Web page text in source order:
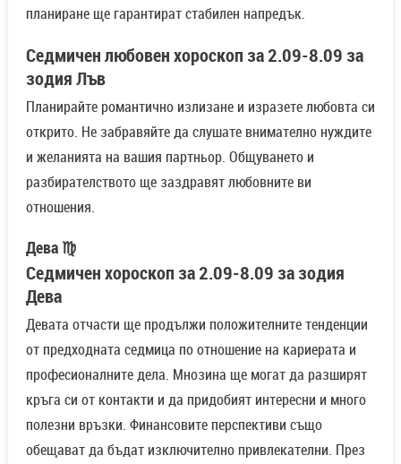
планиране ще гарантират стабилен напредък.
Седмичен любовен хороскоп за 2.09-8.09 за
зодия Лъв
Планирайте романтично излизане и изразете любовта си
открито. Не забравяйте да слушате внимателно нуждите
и желанията на вашия партньор. Общуването и
разбирателството ще заздравят любовните ви
отношения.
Дева ♍
Седмичен хороскоп за 2.09-8.09 за зодия
Дева
Девата отчасти ще продължи положителните тенденции
от предходната седмица по отношение на кариерата и
професионалните дела. Мнозина ще могат да разширят
кръга си от контакти и да придобият интересни и много
полезни връзки. Финансовите перспективи също
обещават да бъдат изключително привлекателни. През